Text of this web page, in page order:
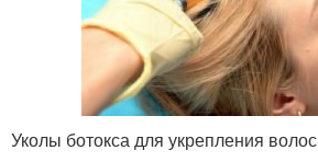
Уколы ботокса для укрепления волос